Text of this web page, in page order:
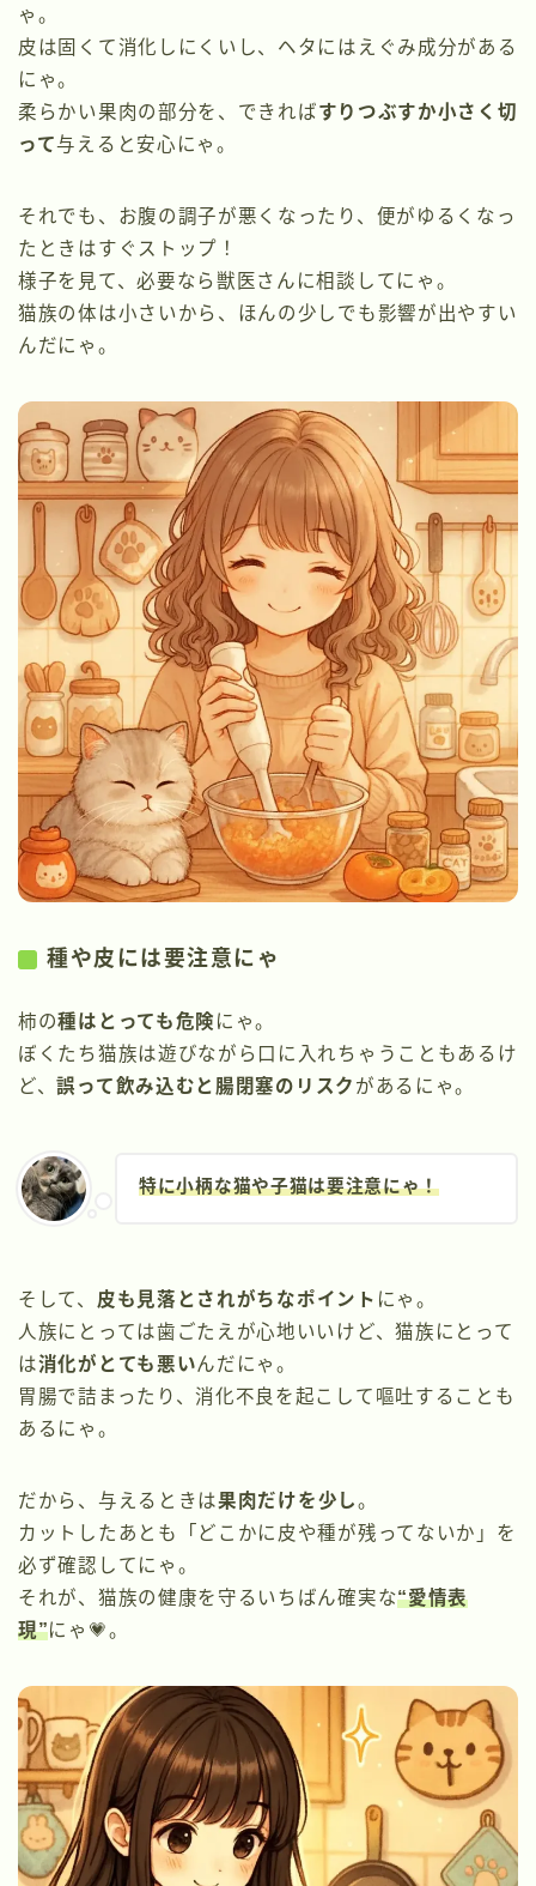
ゃ。
皮は固くて消化しにくいし、ヘタにはえぐみ成分がある
にゃ。
柔らかい果肉の部分を、できればすりつぶすか小さく切
って与えると安心にゃ。
それでも、お腹の調子が悪くなったり、便がゆるくなっ
たときはすぐストップ！
様子を見て、必要なら獣医さんに相談してにゃ。
猫族の体は小さいから、ほんの少しでも影響が出やすい
んだにゃ。
種や皮には要注意にゃ
柿の種はとっても危険 にゃ。
ぼくたち猫族は遊びながら口に入れちゃうこともあるけ
ど、誤って飲み込むと腸閉塞のリスク があるにゃ。
特に小柄な猫や子猫は要注意にゃ！
そして、 皮も見落とされがちなポイント にゃ。
人族にとっては歯ごたえが心地いいけど、猫族にとって
は消化がとても悪いんだにゃ。
胃腸で詰まったり、消化不良を起こして嘔吐することも
あるにゃ。
だから、与えるときは果肉だけを少し。
カットしたあとも「どこかに皮や種が残ってないか」を
必ず確認してにゃ。
それが、猫族の健康を守るいちばん確実な“愛情表
現”にゃ💗。